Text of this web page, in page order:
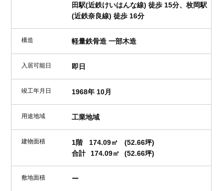
田駅(近鉄けいはんな線) 徒歩 15分、枚岡駅
(近鉄奈良線) 徒歩 16分
構造 軽量鉄骨造 一部木造
入居可能日 即日
竣工年月日 1968年 10月
用途地域 工業地域
建物面積 1階 174.09㎡
(52.66坪)
合計
174.09㎡ (52.66坪)
敷地面積 ー